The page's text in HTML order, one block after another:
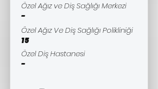
Özel Ağız ve Diş Sağlığı Merkezi
-
Özel Ağız Ve Diş Sağlığı Polikliniği
15
Özel Diş Hastanesi
-